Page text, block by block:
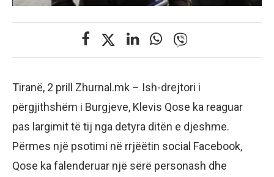
Tiranë, 2 prill Zhurnal.mk – Ish-drejtori i
përgjithshëm i Burgjeve, Klevis Qose ka reaguar
pas largimit të tij nga detyra ditën e djeshme.
Përmes një psotimi në rrjëëtin social Facebook,
Qose ka falenderuar një sërë personash dhe